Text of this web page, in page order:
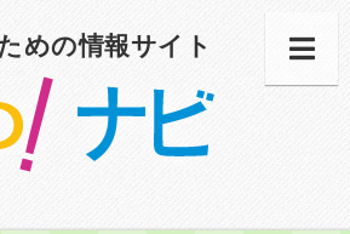
めの情報サイト